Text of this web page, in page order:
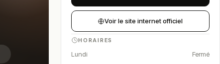
Voir le site internet officiel
HORAIRES
Lundi
Fermé